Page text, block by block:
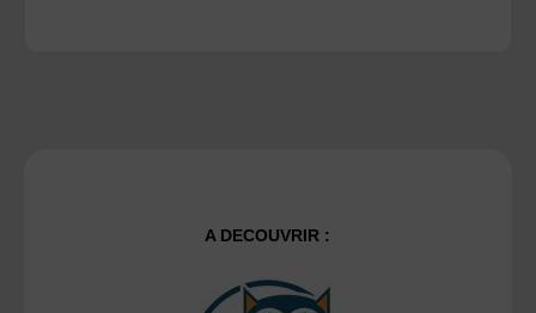
A DECOUVRIR :